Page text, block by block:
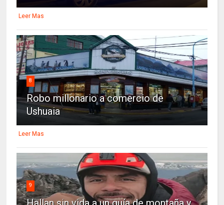
Leer Mas
8
Robo millonario a comercio de
Ushuaia
Leer Mas
9